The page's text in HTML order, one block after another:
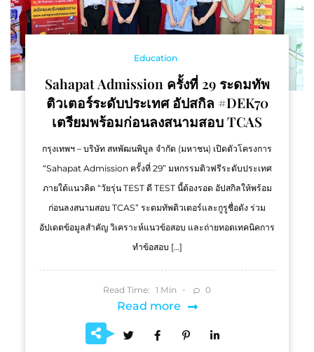
Education
Sahapat Admission ครั้งที่ 29 ระดมทัพ
ติวเตอร์ระดับประเทศ อัปสกิล #DEK70
เตรียมพร้อมก่อนลงสนามสอบ TCAS
กรุงเทพฯ – บริษัท สหพัฒนพิบูล จำกัด (มหาชน) เปิดตัวโครงการ
“Sahapat Admission ครั้งที่ 29” มหกรรมติวฟรีระดับประเทศ
ภายใต้แนวคิด “วัยรุ่น TEST ดี TEST นี้ต้องรอด อัปสกิลให้พร้อม
ก่อนลงสนามสอบ TCAS” ระดมทัพติวเตอร์และกูรูชื่อดัง ร่วม
อัปเดตข้อมูลสำคัญ วิเคราะห์แนวข้อสอบ และถ่ายทอดเทคนิคการ
ทำข้อสอบ […]
Read Time: 1 Min 0
Read more